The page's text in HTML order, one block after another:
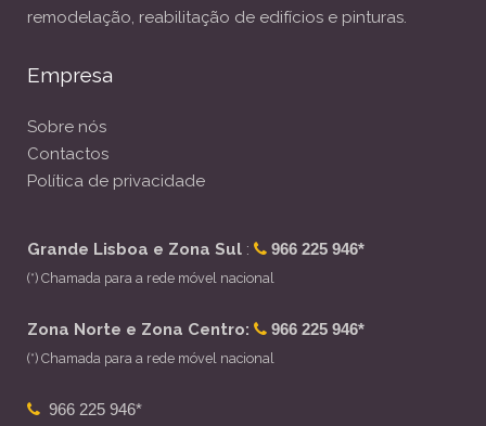
remodelação, reabilitação de edifícios e pinturas.
Empresa
Sobre nós
Contactos
Política de privacidade
Grande Lisboa e Zona Sul : 966 225 946*
(*) Chamada para a rede móvel nacional
Zona Norte e Zona Centro: 966 225 946*
(*) Chamada para a rede móvel nacional
966 225 946*